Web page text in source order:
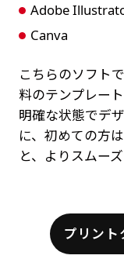
Adobe
Canva
こちらのソフト
料のテンプレー
明確な状態でデ
に、初めての方
と、よりスムー
プリント